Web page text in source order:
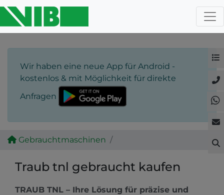
Wir haben eine neue App für Android -
kostenlos & mit Möglichkeit für direkte
Anfragen
Gebrauchtmaschinen
Traub tnl gebraucht kaufen
TRAUB TNL – Ihre Lösung für präzise und